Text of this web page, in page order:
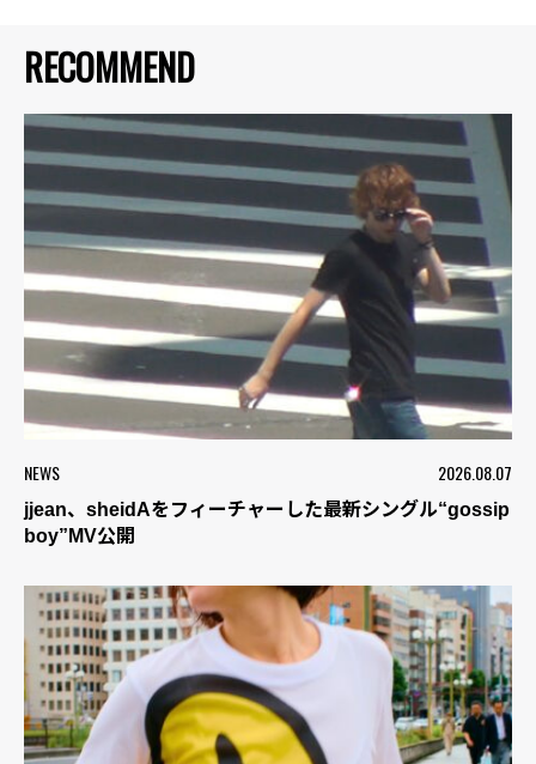
RECOMMEND
NEWS 2026.08.07
jjean、sheidAをフィーチャーした最新シングル“gossip
boy”MV公開